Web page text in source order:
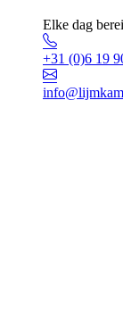
Elke dag
+31 (0)6 19